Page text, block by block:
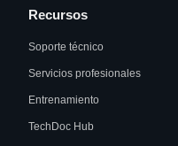
Recursos
Soporte técnico
Servicios profesionales
Entrenamiento
TechDoc Hub